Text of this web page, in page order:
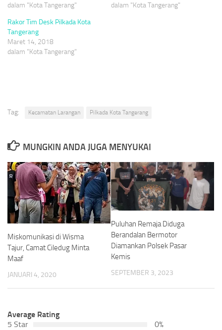
dalam "Kota Tangerang"
dalam "Kota Tangerang"
Rakor Tim Desk Pilkada Kota
Tangerang
Maret 14, 2018
dalam "Kota Tangerang"
Tag: Kecamatan Larangan Pilkada Kota Tangerang
MUNGKIN ANDA JUGA MENYUKAI
Miskomunikasi di Wisma
Tajur, Camat Ciledug Minta
Maaf
JANUARI 4, 2020
Puluhan Remaja Diduga
Berandalan Bermotor
Diamankan Polsek Pasar
Kemis
SEPTEMBER 3, 2023
Average Rating
5 Star
0%